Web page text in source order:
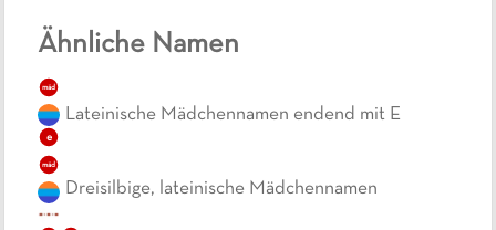
Ähnliche Namen
mäd
e
Lateinische Mädchennamen endend mit E
mäd
Dreisilbige, lateinische Mädchennamen